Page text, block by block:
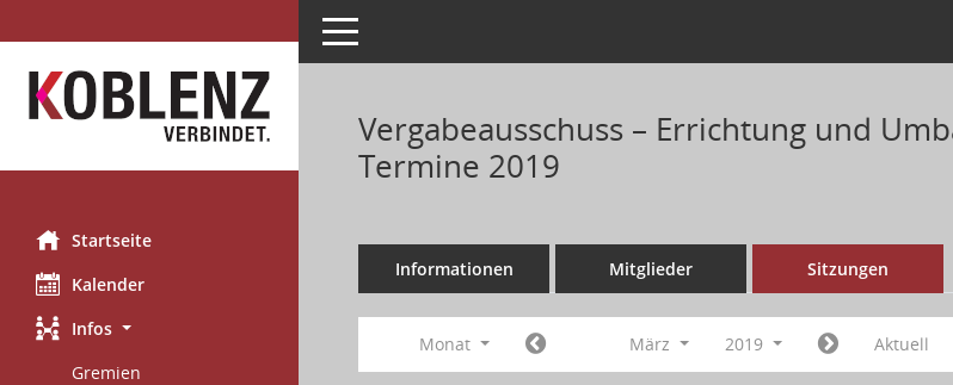
Startseite
Kalender
Infos
Gremien
Toggle navigation
Vergabeausschuss – Errichtung und
Termine 2019
Informationen Mitglieder Sitzungen
Monat März 2019 Aktuell